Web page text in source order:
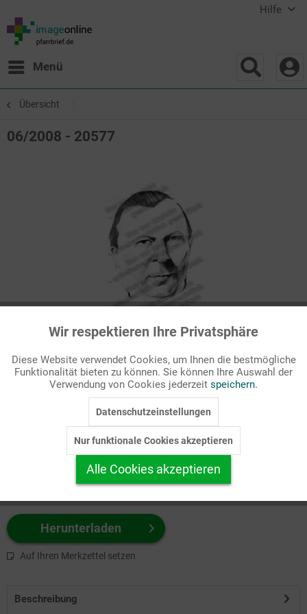
Hilfe
Menü
Übersicht
06/2008 - 20577
Passende Stichworte
Heilige/Personen
zuerst Ihr Produktformat aus.
z.B. Farbe-Grafik, Schwarz-Weiß-Grafik, mit/ohne Text ...
Herunterladen
Auf Ihren Merkzettel setzen
Beschreibung
Funktionale Aktiv
Marketing Inaktiv
Personalisierung Inaktiv
Service
Wir respektieren Ihre Privatsphäre
Diese Website verwendet Cookies, um Ihnen die bestmögliche
Funktionalität bieten zu können. Sie können Ihre Auswahl der
Verwendung von Cookies jederzeit speichern.
Datenschutzeinstellungen
Nur funktionale Cookies akzeptieren
Alle Cookies akzeptieren